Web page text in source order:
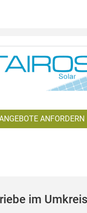
ANFORDERN
im